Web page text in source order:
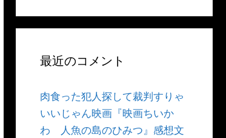
最近のコメント
肉食った犯人探して裁判すりゃ
いいじゃん映画『映画ちいか
わ 人魚の島のひみつ』感想文